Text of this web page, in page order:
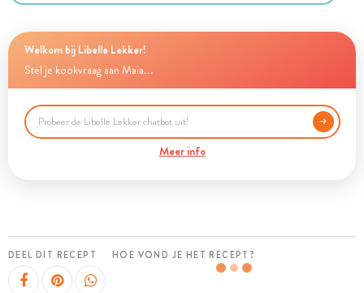
Welkom bij Libelle Lekker!
Stel je kookvraag aan Maia...
Meer info
DEEL DIT RECEPT HOE VOND JE HET RECEPT?